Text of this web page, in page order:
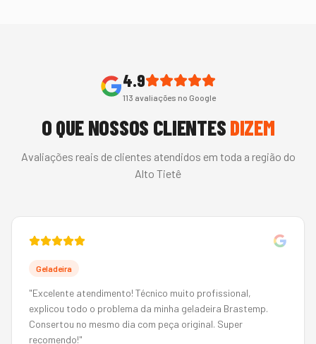
4.9
113 avaliações no Google
O QUE NOSSOS CLIENTESDIZEM
Avaliações reais de clientes atendidos em toda a região do
Alto Tietê
Geladeira
"Excelente atendimento! Técnico muito profissional,
explicou todo o problema da minha geladeira Brastemp.
Consertou no mesmo dia com peça original. Super
recomendo!"